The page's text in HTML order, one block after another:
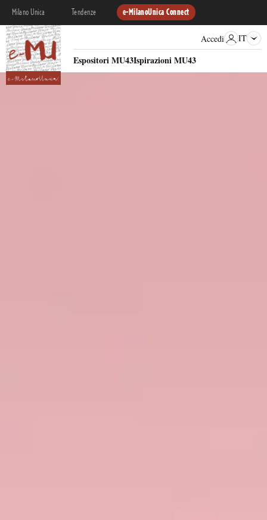
Milano Unica Tendenze e-MilanoUnica Connect
Espositori MU43Ispirazioni MU43
Accedi IT